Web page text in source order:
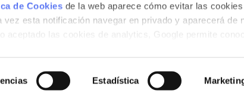
de Cookies de la web aparece cómo evitar las
esta notificación navegar en privado y aparecerá de
aceptado las cookies de analytics, Google permite
Estadística